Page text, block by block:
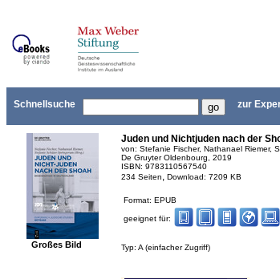
Schnellsuche zur
Großes Bild
Juden und Nichtjuden nach der
von: Stefanie Fischer, Nathanael Riemer,
De Gruyter Oldenbourg, 2019
ISBN: 9783110567540
234 Seiten, Download: 7209 KB
Format: EPUB
geeignet für:
Typ: A (einfacher Zugriff)